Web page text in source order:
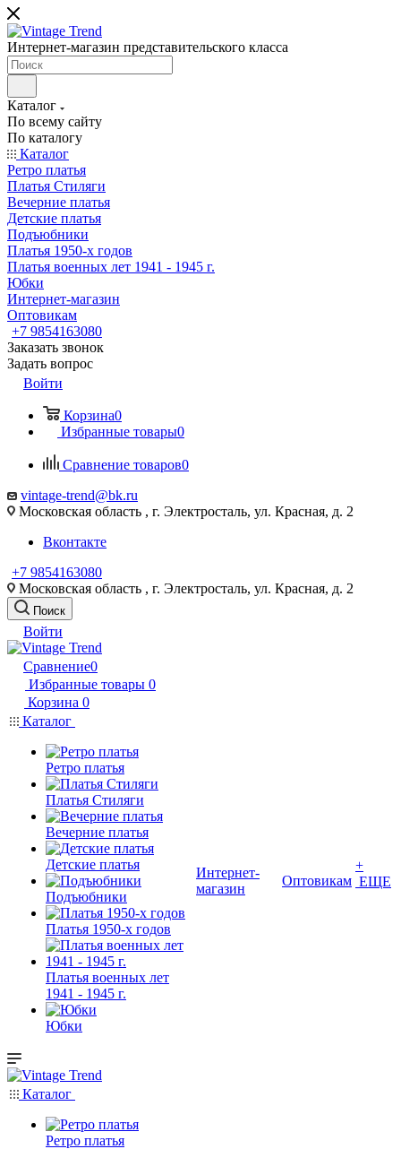
Интернет-магазин представительского класса
Каталог
По всему сайту
По каталогу
Каталог
Ретро платья
Платья Стиляги
Вечерние платья
Детские платья
Подъюбники
Платья 1950-х годов
Платья военных лет 1941 - 1945 г.
Юбки
Интернет-магазин
Оптовикам
+7 9854163080
Заказать звонок
Задать вопрос
Войти
Корзина0
Избранные товары0
Сравнение товаров0
vintage-trend@bk.ru
Московская область , г. Электросталь, ул. Красная, д. 2
Вконтакте
+7 9854163080
Московская область , г. Электросталь, ул. Красная, д. 2
Поиск
Войти
Сравнение0
Избранные товары 0
Корзина 0
Каталог
Ретро платья
Платья Стиляги
Вечерние платья
Детские платья
Подъюбники
Платья 1950-х годов
Платья военных лет
1941 - 1945 г.
Юбки
Интернет-
магазин
Оптовикам
+
ЕЩЕ
Каталог
Ретро платья